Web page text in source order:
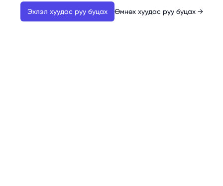
Эхлэл хуудас руу буцах Өмнөх хуудас руу буцах →